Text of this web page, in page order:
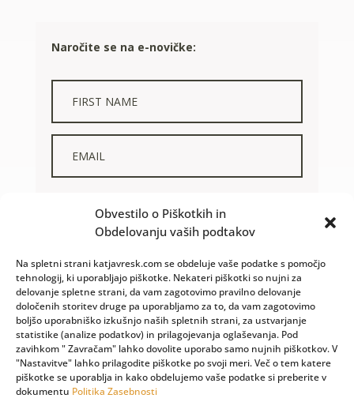
Obvestilo o Piškotkih in
Obdelovanju vaših podtakov
Na spletni strani katjavresk.com se obdeluje vaše podatke s pomočjo
tehnologij, ki uporabljajo piškotke. Nekateri piškotki so nujni za
delovanje spletne strani, da vam zagotovimo pravilno delovanje
določenih storitev druge pa uporabljamo za to, da vam zagotovimo
boljšo uporabniško izkušnjo naših spletnih strani, za ustvarjanje
statistike (analize podatkov) in prilagojevanja oglaševanja. Pod
zavihkom " Zavračam" lahko dovolite uporabo samo nujnih piškotkov. V
"Nastavitve" lahko prilagodite piškotke po svoji meri. Več o tem katere
piškotke se uporablja in kako obdelujemo vaše podatke si preberite v
dokumentu Politika Zasebnosti
Naročite se na e-novičke:
PODATKOV. IN DA SEM PREBRAL/APOLITIKO ZASEBNOSTI.